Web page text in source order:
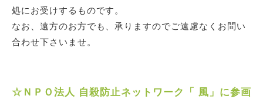
処にお受けするものです。
なお、遠方のお方でも、承りますのでご遠慮なくお問い
合わせ下さいませ。
☆ＮＰＯ法人 自殺防止ネットワーク「 風」に参画